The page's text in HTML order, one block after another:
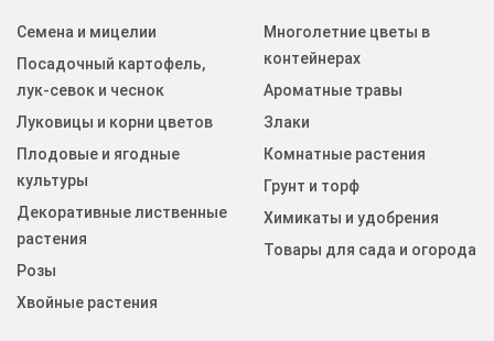
Семена и мицелии
Посадочный картофель,
лук-севок и чеснок
Луковицы и корни цветов
Плодовые и ягодные
культуры
Декоративные лиственные
растения
Розы
Хвойные растения
Многолетние цветы в
контейнерах
Ароматные травы
Злаки
Комнатные растения
Грунт и торф
Химикаты и удобрения
Товары для сада и огорода